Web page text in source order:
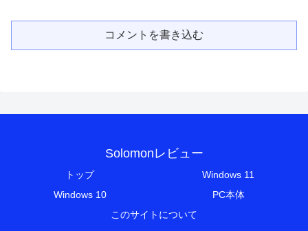
コメントを書き込む
Solomonレビュー
トップ
Windows 11
Windows 10
PC本体
このサイトについて